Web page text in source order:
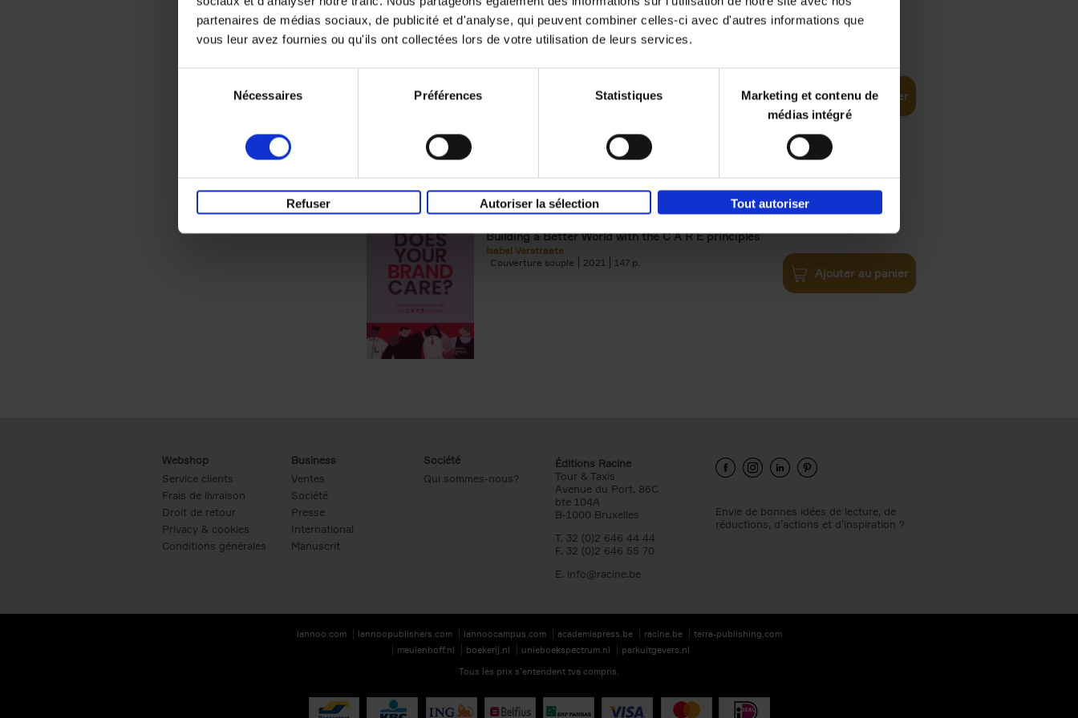
partenaires de médias sociaux, de publicité et d'analyse, qui peuvent combiner celles-ci avec d'autres informations que
vous leur avez fournies ou qu'ils ont collectées lors de votre utilisation de leurs services.
Nécessaires Préférences Statistiques
Marketing et contenu de
médias intégré
Refuser Autoriser la sélection Tout autoriser
Digital marketing like a PRO -
completely revised edition
Ajouter au panier
Does Your Brand Care?
Building a Better World with the C A R E principles
Isabel Verstraete
Couverture souple
2021 147
€34,99
Ajouter au panier
Webshop
Service clients
Frais de livraison
Droit de retour
Privacy & cookies
Conditions générales
Business
Ventes
Société
Presse
International
Manuscrit
Société
Qui sommes-nous?
Éditions Racine
Tour & Taxis
Avenue du Port, 86C
bte 104A
B-1000 Bruxelles
T. 32 (0)2 646 44 44
F. 32 (0)2 646 55 70
E. info@racine.be
Envie de bonnes idées de lecture, de
réductions, d’actions et d’inspiration ?
lannoo.com lannoopublishers.com lannoocampus.com academiapress.be racine.be
terra-publishing.com
meulenhoff.nl
boekerij.nl unieboekspectrum.nl
parkuitgevers.nl
Tous les prix s’entendent tva compris.